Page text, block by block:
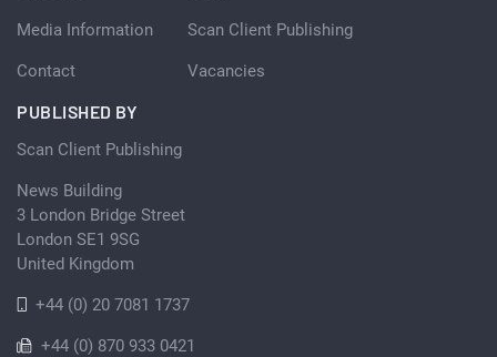
Media Information
Contact
Scan Client Publishing
Vacancies
PUBLISHED BY
Scan Client Publishing
News Building
3 London Bridge Street
London SE1 9SG
United Kingdom
+44 (0) 20 7081 1737
+44 (0) 870 933 0421